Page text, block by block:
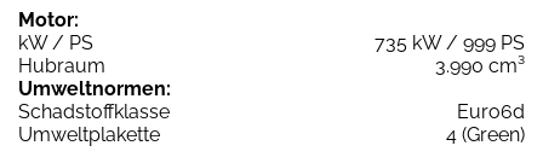
Motor:
kW / PS
735 kW / 999 PS
Hubraum
3.990 cm³
Umweltnormen:
Schadstoffklasse
Euro6d
Umweltplakette
4 (Green)